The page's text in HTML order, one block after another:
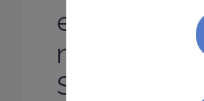
et
nouvelle
Sécurité